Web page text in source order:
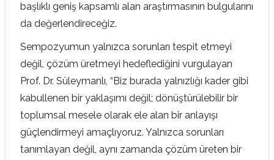
başlıklı geniş kapsamlı alan araştırmasının bulgularını
da değerlendireceğiz.
Sempozyumun yalnızca sorunları tespit etmeyi
değil, çözüm üretmeyi hedeflediğini vurgulayan
Prof. Dr. Süleymanlı, “Biz burada yalnızlığı kader gibi
kabullenen bir yaklaşımı değil; dönüştürülebilir bir
toplumsal mesele olarak ele alan bir anlayışı
güçlendirmeyi amaçlıyoruz. Yalnızca sorunları
tanımlayan değil, aynı zamanda çözüm üreten bir